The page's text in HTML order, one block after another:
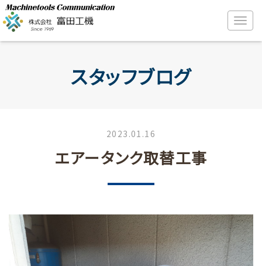
スタッフブログ
2023.01.16
エアータンク取替工事